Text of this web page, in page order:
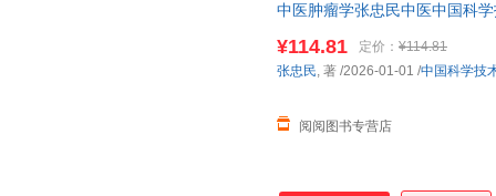
中医肿瘤学张忠民中医中国科
¥114.81 定价： ¥114.81
阅阅图书专营店
张忠民, 著 /2026-01-01 /中国科学技